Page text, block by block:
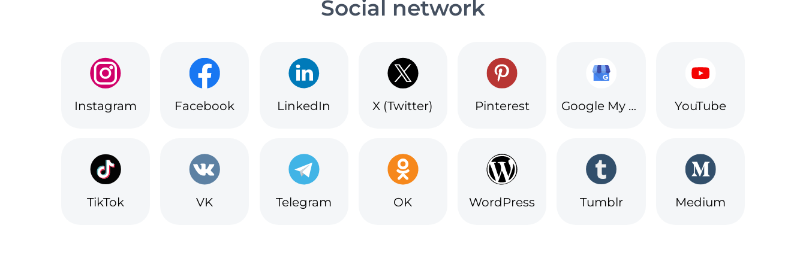
Social network
Instagram Facebook LinkedIn X (Twitter) Pinterest Google My Business YouTube
TikTok VK Telegram OK WordPress Tumblr Medium